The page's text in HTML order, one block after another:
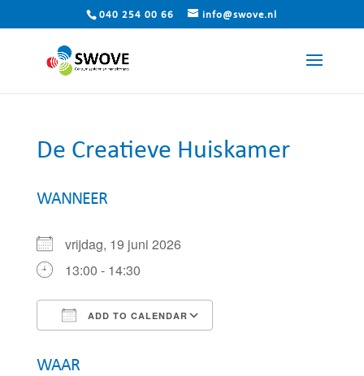
040 254 00 66 info@swove.nl
De Creatieve Huiskamer
WANNEER
vrijdag, 19 juni 2026
13:00 - 14:30
ADD TO CALENDAR
WAAR